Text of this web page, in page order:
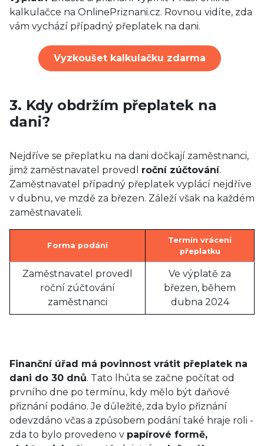
kalkulačce na OnlinePriznani.cz. Rovnou vidíte, zda
vám vychází případný přeplatek na dani.
Vyzkoušet kalkulačku zdarma
3. Kdy obdržím přeplatek na
dani?
Nejdříve se přeplatku na dani dočkají zaměstnanci,
jimž zaměstnavatel provedl roční zúčtování.
Zaměstnavatel případný přeplatek vyplácí nejdříve
v dubnu, ve mzdě za březen. Záleží však na každém
zaměstnavateli.
Forma podání
Termín vrácení
přeplatku
Zaměstnavatel provedl
roční zúčtování
zaměstnanci
Ve výplatě za
březen, během
dubna 2024
Finanční úřad má povinnost vrátit přeplatek na
dani do 30 dnů. Tato lhůta se začne počítat od
prvního dne po termínu, kdy mělo být daňové
přiznání podáno. Je důležité, zda bylo přiznání
odevzdáno včas a způsobem podání také hraje roli -
zda to bylo provedeno v papírové formě,